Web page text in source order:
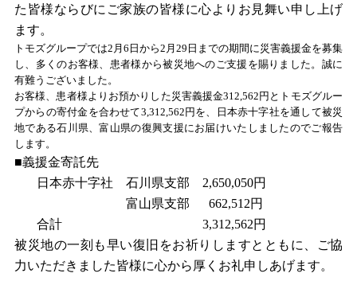
た皆様ならびにご家族の皆様に心よりお見舞い申し上げ
ます。
トモズグループでは2月6日から2月29日までの期間に災害義援金を募集
し、多くのお客様、患者様から被災地へのご支援を賜りました。誠に
有難うございました。
お客様、患者様よりお預かりした災害義援金312,562円とトモズグルー
プからの寄付金を合わせて3,312,562円を、日本赤十字社を通して被災
地である石川県、富山県の復興支援にお届けいたしましたのでご報告
します。
■義援金寄託先
日本赤十字社 石川県支部 2,650,050円
富山県支部 662,512円
合計 3,312,562円
被災地の一刻も早い復旧をお祈りしますとともに、ご協
力いただきました皆様に心から厚くお礼申しあげます。